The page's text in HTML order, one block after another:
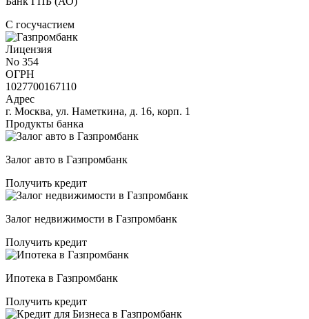
С госучастием
Лицензия
No 354
ОГРН
1027700167110
Адрес
г. Москва, ул. Наметкина, д. 16, корп. 1
Продукты банка
Залог авто в Газпромбанк
Получить кредит
Залог недвижимости в Газпромбанк
Получить кредит
Ипотека в Газпромбанк
Получить кредит